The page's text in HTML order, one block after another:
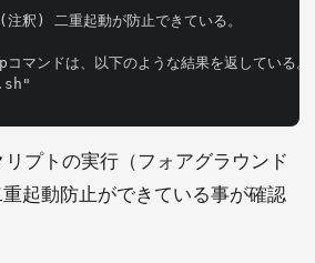
) 二重起動が防止できている。
マンドは、以下のような結果を返している。
プトの実行（フォアグラウンド
起動防止ができている事が確認